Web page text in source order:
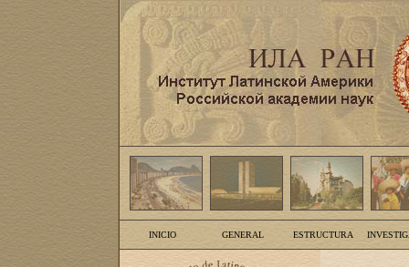
INICIO GENERAL ESTRUCTURA